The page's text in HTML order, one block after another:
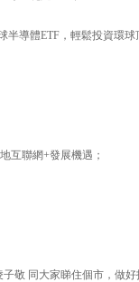
導體ETF，輕鬆投資環球
互聯網+發展機遇；
敬 同大家睇住個市，做